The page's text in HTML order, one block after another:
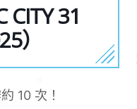
CITY 31
）
10 次！